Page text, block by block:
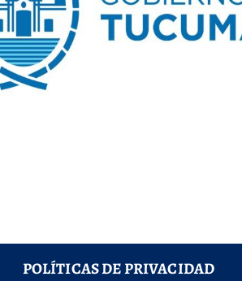
POLÍTICAS DE PRIVACIDAD